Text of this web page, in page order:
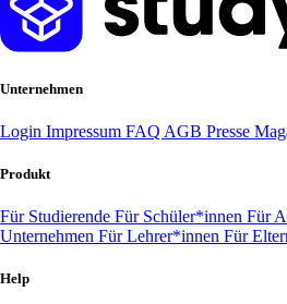
Unternehmen
Login Impressum FAQ AGB Presse
Produkt
Für Studierende Für Schüler*innen Für
Unternehmen Für Lehrer*innen Für
Help